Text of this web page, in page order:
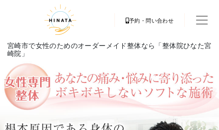
予約・問い合わせ
宮崎市で女性のためのオーダーメイド整体なら「整体院ひなた宮
崎院」